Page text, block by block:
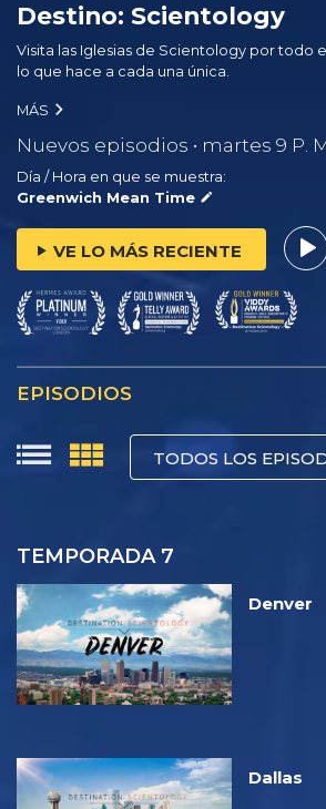
Destino: Scientology
Visita las Iglesias de Scientology por todo
lo que hace a cada una única.
MÁS
Nuevos episodios • martes 9 P.
Día / Hora en que se muestra:
Greenwich Mean Time
VE LO MÁS RECIENTE
EPISODIOS
TODOS LOS
TEMPORADA 7
Denver
Dallas